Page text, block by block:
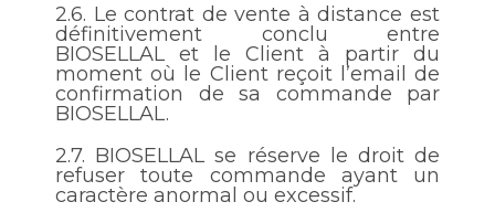
2.6. Le contrat de vente à distance est
définitivement conclu entre
BIOSELLAL et le Client à partir du
moment où le Client reçoit l’email de
confirmation de sa commande par
BIOSELLAL.
2.7. BIOSELLAL se réserve le droit de
refuser toute commande ayant un
caractère anormal ou excessif.